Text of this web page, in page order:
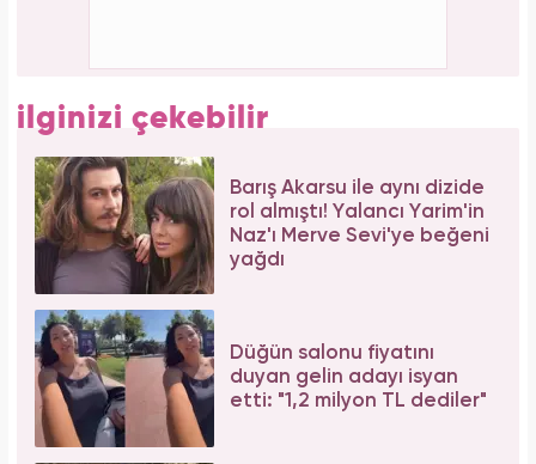
Bağcılar'da 06.06.2026 yoğunluğu: 54 çift